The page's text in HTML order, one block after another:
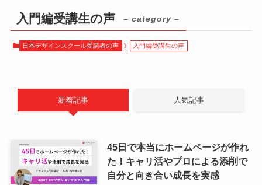
入門編受講生の声 – category –
日本デザインスクール受講者の声 入門編受講生の声
新着記事 人気記事
45日で本当にホームページが作れ
た！キャリ活やプロによる添削で
自分と向き合い成長を実感